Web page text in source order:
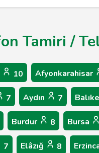
Tamiri /
10 Afyonkarahisar
7 Aydın 7
Burdur 8 Bursa
7 Elâzığ 8